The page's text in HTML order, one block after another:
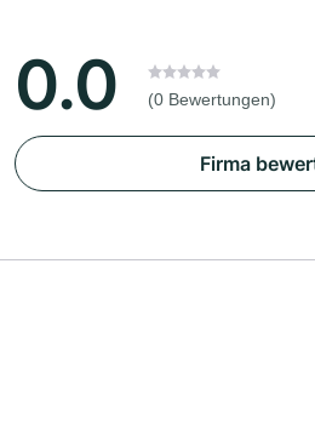
0.0 (0 Bewertungen)
Firma